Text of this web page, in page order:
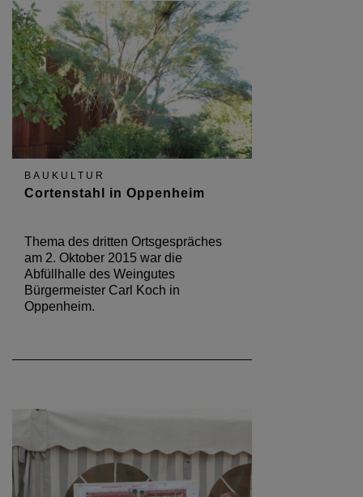
BAUKULTUR
Cortenstahl in Oppenheim
Thema des dritten Ortsgespräches
am 2. Oktober 2015 war die
Abfüllhalle des Weingutes
Bürgermeister Carl Koch in
Oppenheim.